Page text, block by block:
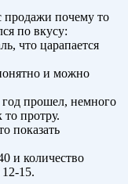
продажи почему то
по вкусу:
что царапается
и можно
прошел, немного
протру.
показать
и количество
15.